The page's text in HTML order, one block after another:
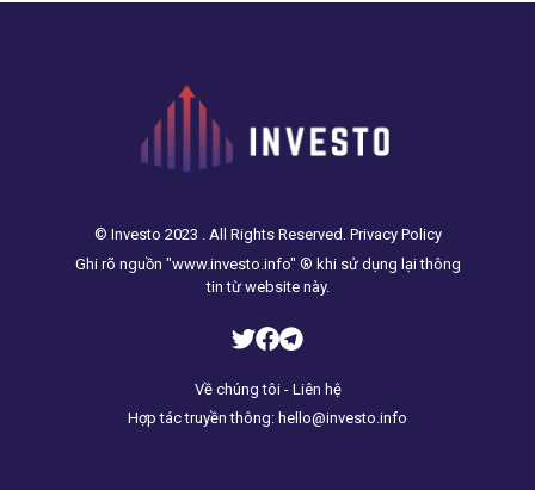
© Investo 2023 . All Rights Reserved. Privacy Policy
Ghi rõ nguồn "www.investo.info" ® khi sử dụng lại thông
tin từ website này.
Về chúng tôi - Liên hệ
Hợp tác truyền thông: hello@investo.info